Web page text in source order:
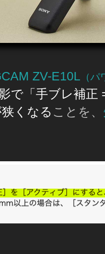
ZV-E10L （
で「手ブレ補正
くなる ことを、